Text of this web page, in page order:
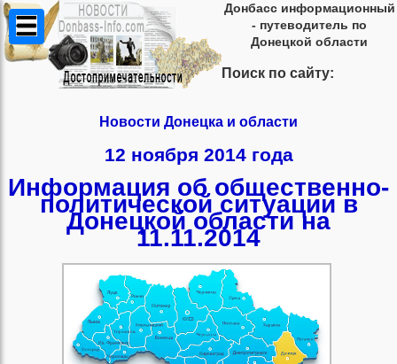
Донбасс информационный
- путеводитель по
Донецкой области
Поиск по сайту:
Новости Донецка и области
12 ноября 2014 года
Информация об общественно-
политической ситуации в
Донецкой области на
11.11.2014